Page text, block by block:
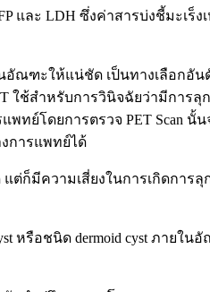
และ LDH ซึ่งค่าสารบ่งชี้มะเ
ณฑะให้แน่ชัด เป็นทางเลือกอัน
ช้สำหรับการวินิจฉัยว่ามีการลุ
โดยการตรวจ PET Scan นั้น
การแพทย์ได้
มีความเสี่ยงในการเกิดการลุ
หรือชนิด dermoid cyst ภายใ